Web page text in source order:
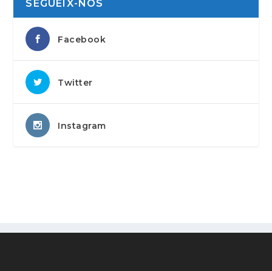
SEGUEIX-NOS
Facebook
Twitter
Instagram